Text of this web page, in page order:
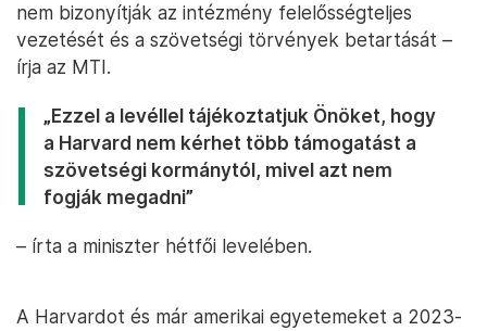
nem bizonyítják az intézmény felelősségteljes
vezetését és a szövetségi törvények betartását –
írja az MTI.
„Ezzel a levéllel tájékoztatjuk Önöket, hogy
a Harvard nem kérhet több támogatást a
szövetségi kormánytól, mivel azt nem
fogják megadni”
– írta a miniszter hétfői levelében.
A Harvardot és már amerikai egyetemeket a 2023-